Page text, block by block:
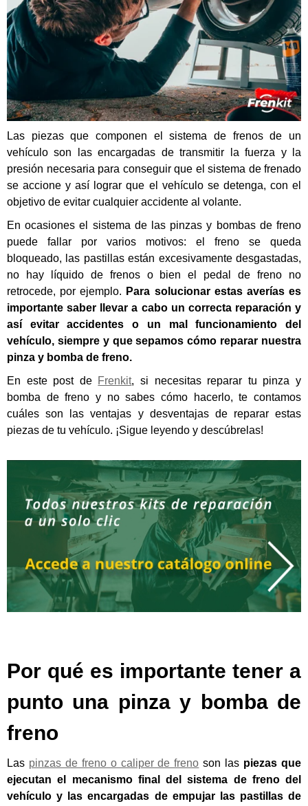
Las piezas que componen el sistema de frenos de un
vehículo son las encargadas de transmitir la fuerza y la
presión necesaria para conseguir que el sistema de frenado
se accione y así lograr que el vehículo se detenga, con el
objetivo de evitar cualquier accidente al volante.
En ocasiones el sistema de las pinzas y bombas de freno
puede fallar por varios motivos: el freno se queda
bloqueado, las pastillas están excesivamente desgastadas,
no hay líquido de frenos o bien el pedal de freno no
retrocede, por ejemplo. Para solucionar estas averías es
importante saber llevar a cabo un correcta reparación y
así evitar accidentes o un mal funcionamiento del
vehículo, siempre y que sepamos cómo reparar nuestra
pinza y bomba de freno.
En este post de Frenkit, si necesitas reparar tu pinza y
bomba de freno y no sabes cómo hacerlo, te contamos
cuáles son las ventajas y desventajas de reparar estas
piezas de tu vehículo. ¡Sigue leyendo y descúbrelas!
Por qué es importante tener a
punto una pinza y bomba de
freno
Las pinzas de freno o caliper de freno son las piezas que
ejecutan el mecanismo final del sistema de freno del
vehículo y las encargadas de empujar las pastillas de